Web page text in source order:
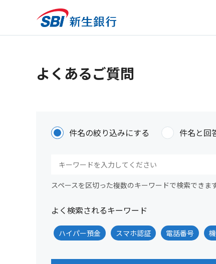
よくあるご質問
件名の絞り込みにする 件名と回
スペースを区切った複数のキーワードで検索できま
よく検索されるキーワード
ハイパー預金 スマホ認証 電話番号